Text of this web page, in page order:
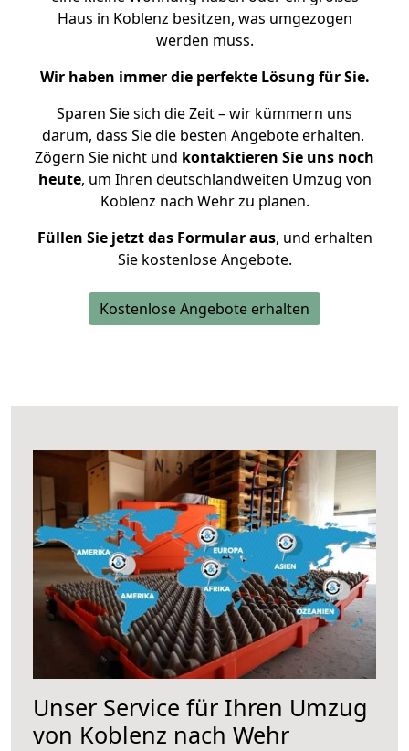
Haus in Koblenz besitzen, was umgezogen
werden muss.
Wir haben immer die perfekte Lösung für Sie.
Sparen Sie sich die Zeit – wir kümmern uns
darum, dass Sie die besten Angebote erhalten.
Zögern Sie nicht und kontaktieren Sie uns noch
heute, um Ihren deutschlandweiten Umzug von
Koblenz nach Wehr zu planen.
Füllen Sie jetzt das Formular aus, und erhalten
Sie kostenlose Angebote.
Kostenlose Angebote erhalten
Unser Service für Ihren Umzug
von Koblenz nach Wehr